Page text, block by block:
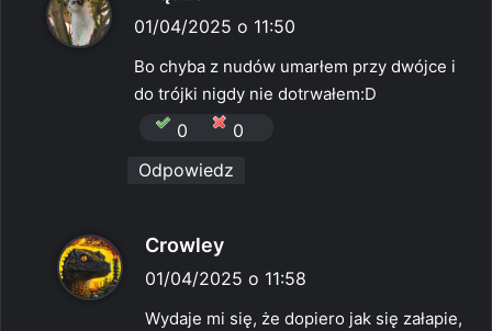
i
e
01/04/2025 o 11:50
Bo chyba z nudów umarłem przy dwójce i
do trójki nigdy nie dotrwałem:D
0
0
Odpowiedz
Crowley
i
01/04/2025 o 11:58
Wydaje mi się, że dopiero jak się załapie,